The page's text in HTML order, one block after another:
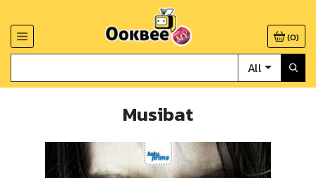
(0)
All
Musibat